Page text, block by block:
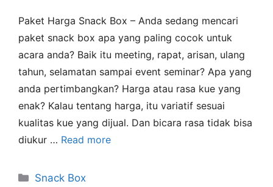
Paket Harga Snack Box – Anda sedang mencari
paket snack box apa yang paling cocok untuk
acara anda? Baik itu meeting, rapat, arisan, ulang
tahun, selamatan sampai event seminar? Apa yang
anda pertimbangkan? Harga atau rasa kue yang
enak? Kalau tentang harga, itu variatif sesuai
kualitas kue yang dijual. Dan bicara rasa tidak bisa
diukur … Read more
Snack Box